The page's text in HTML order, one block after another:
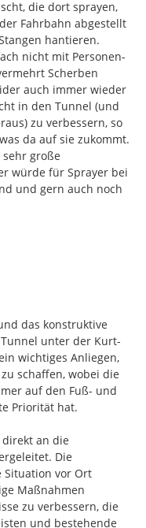
die dort sprayen,
Fahrbahn abgestellt
hantieren.
nicht mit Personen-
Scherben
auch immer wieder
in den Tunnel (und
zu verbessern, so
da auf sie zukommt.
sehr große
würde für Sprayer bei
und gern auch noch
das konstruktive
unter der Kurt-
wichtiges Anliegen,
schaffen, wobei die
auf den Fuß- und
Priorität hat.
an die
Die
Situation vor Ort
Maßnahmen
zu verbessern, die
und bestehende